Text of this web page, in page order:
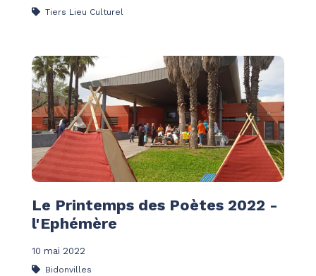
Tiers Lieu Culturel
Le Printemps des Poètes 2022 -
l'Ephémère
10 mai 2022
Bidonvilles